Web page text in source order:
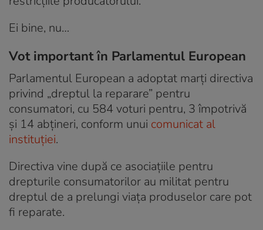
Ei bine, nu…
Vot important în Parlamentul European
Parlamentul European a adoptat marți directiva
privind „dreptul la reparare” pentru
consumatori, cu 584 voturi pentru, 3 împotrivă
și 14 abțineri, conform unui comunicat al
instituției.
Directiva vine după ce asociațiile pentru
drepturile consumatorilor au militat pentru
dreptul de a prelungi viața produselor care pot
fi reparate.